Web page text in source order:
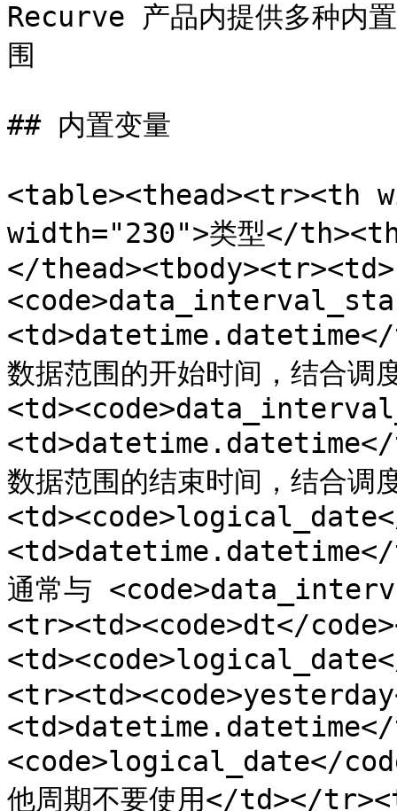
Recurve 产品内提供多种内
围
## 内置变量
<table><thead><tr><th
width="230">类型</
</thead><tbody><tr><td>
<td>datetime.datetime</
数据范围的开始时间，结合
<td>datetime.datetime</
数据范围的结束时间，结合
<td>datetime.datetime</
通常与
<tr><td><code>dt</
<code>logical_date</
他周期不要使用</td></